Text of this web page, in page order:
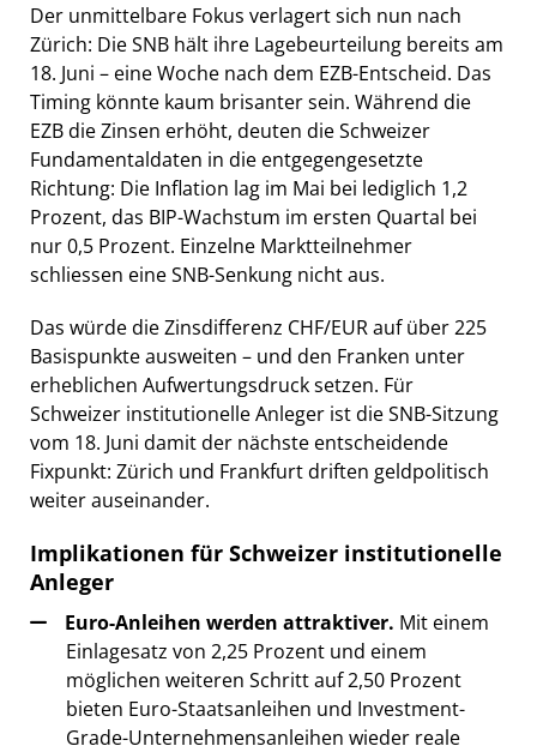
Der unmittelbare Fokus verlagert sich nun nach
Zürich: Die SNB hält ihre Lagebeurteilung bereits am
18. Juni – eine Woche nach dem EZB-Entscheid. Das
Timing könnte kaum brisanter sein. Während die
EZB die Zinsen erhöht, deuten die Schweizer
Fundamentaldaten in die entgegengesetzte
Richtung: Die Inflation lag im Mai bei lediglich 1,2
Prozent, das BIP-Wachstum im ersten Quartal bei
nur 0,5 Prozent. Einzelne Marktteilnehmer
schliessen eine SNB-Senkung nicht aus.
Das würde die Zinsdifferenz CHF/EUR auf über 225
Basispunkte ausweiten – und den Franken unter
erheblichen Aufwertungsdruck setzen. Für
Schweizer institutionelle Anleger ist die SNB-Sitzung
vom 18. Juni damit der nächste entscheidende
Fixpunkt: Zürich und Frankfurt driften geldpolitisch
weiter auseinander.
Implikationen für Schweizer institutionelle
Anleger
Euro-Anleihen werden attraktiver. Mit einem
Einlagesatz von 2,25 Prozent und einem
möglichen weiteren Schritt auf 2,50 Prozent
bieten Euro-Staatsanleihen und Investment-
Grade-Unternehmensanleihen wieder reale